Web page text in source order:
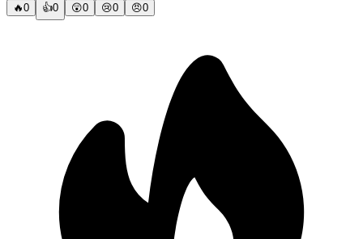
🔥0 👍0 😲0 😢0 😠0